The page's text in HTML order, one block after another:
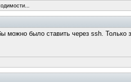
можно было ставить через ssh.